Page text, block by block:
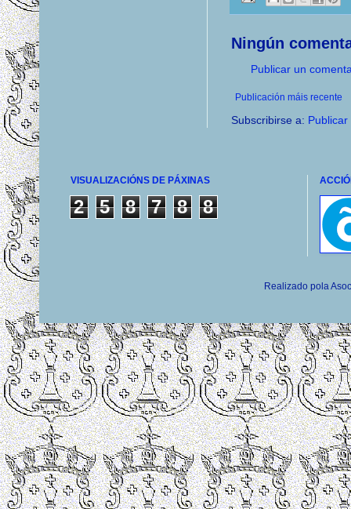
Ningún
Publicar un
Publicación máis recente
Subscribirse a:
VISUALIZACIÓNS DE PÁXINAS
2 5 8 7 8 8
Realizado pola